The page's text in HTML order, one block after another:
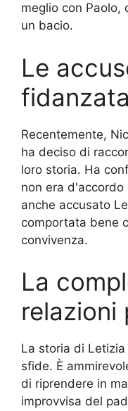
meglio con Paolo,
un bacio.
Le
fidanzata
Recentemente,
ha deciso di
loro storia. Ha
non era d'accordo
anche accusato
comportata bene
convivenza.
La
relazioni
La storia di
sfide. È
di riprendere in
improvvisa del